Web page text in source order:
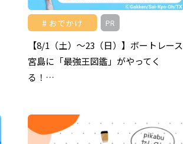
おでかけ PR
【8/1（土）〜23（日）】ボートレース
宮島に「最強王図鑑」がやってく
る！…